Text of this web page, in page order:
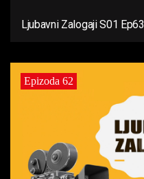
Ljubavni Zalogaji S01 Ep63
Epizoda 62